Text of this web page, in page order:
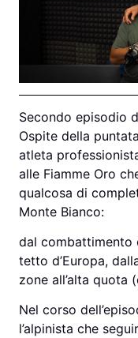
Secondo episodio
Ospite della
atleta
alle Fiamme Oro
qualcosa di
Monte Bianco:
dal combattimento
tetto d’Europa,
zone all’alta quota
Nel corso
l’alpinista che